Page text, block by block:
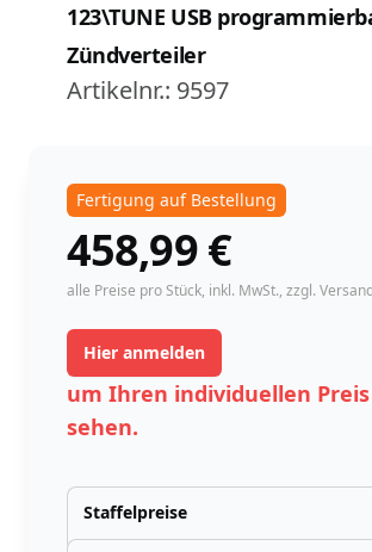
123\TUNE USB
Zündverteiler
Artikelnr.: 9597
Fertigung auf Bestellung
458,99
instock
€
alle Preise pro Stück, inkl. MwSt., zzgl.
Hier anmelden
um Ihren individuellen
sehen.
Staffelpreise